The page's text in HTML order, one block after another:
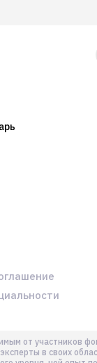
от участников
в своих